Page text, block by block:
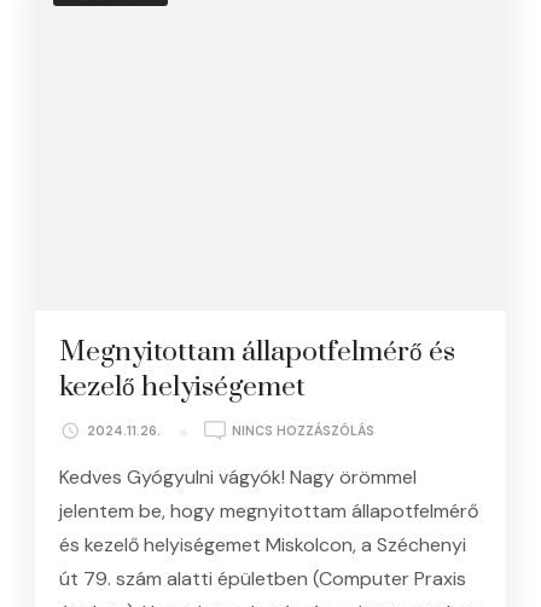
Megnyitottam állapotfelmérő és
kezelő helyiségemet
2024.11.26. NINCS HOZZÁSZÓLÁS
ÁLLAPOTFELMÉRŐ
KEZELŐ
HELYISÉGEMET
Kedves Gyógyulni vágyók! Nagy örömmel
jelentem be, hogy megnyitottam állapotfelmérő
és kezelő helyiségemet Miskolcon, a Széchenyi
út 79. szám alatti épületben (Computer Praxis